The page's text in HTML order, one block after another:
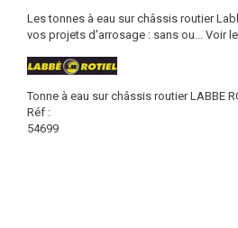
Les tonnes à eau sur châssis routier
vos projets d'arrosage : sans ou... Voir
Tonne à eau sur châssis routier LABBE
Réf :
54699